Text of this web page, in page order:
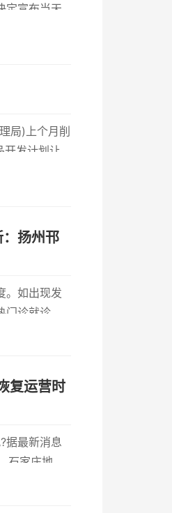
定宣布当天
局)上个月削
开发计划让
扬州邗
。如出现发
诊就诊，
据最新消息
家庄地铁